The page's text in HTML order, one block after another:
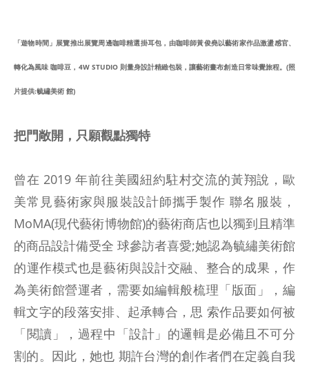
「遊物時間」展覽推出展覽周邊咖啡精選掛耳包，由咖啡師黃俊堯以藝術家作品激盪感官、
轉化為風味 咖啡豆，4W STUDIO 則量身設計精緻包裝，讓藝術畫布創造日常味覺旅程。(照
片提供:毓繡美術 館)
把門敞開，只願觀點獨特
曾在 2019 年前往美國紐約駐村交流的黃翔說，歐
美常見藝術家與服裝設計師攜手製作 聯名服裝，
MoMA(現代藝術博物館)的藝術商店也以獨到且精準
的商品設計備受全 球參訪者喜愛;她認為毓繡美術館
的運作模式也是藝術與設計交融、整合的成果，作
為美術館營運者，需要如編輯般梳理「版面」，編
輯文字的段落安排、起承轉合，思 索作品要如何被
「閱讀」，過程中「設計」的邏輯是必備且不可分
割的。因此，她也 期許台灣的創作者們在定義自我